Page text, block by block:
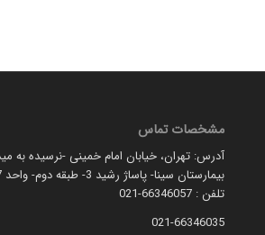
مشخصات تماس
آدرس: تهران، خیابان امام خمینی -نرسیده به
بیمارستان سینا- پاساژ رشید 3- طبقه دوم- واحد 7
تلفن : 66346057-021
021-66346035